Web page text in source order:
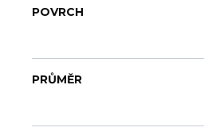
POVRCH
PRŮMĚR